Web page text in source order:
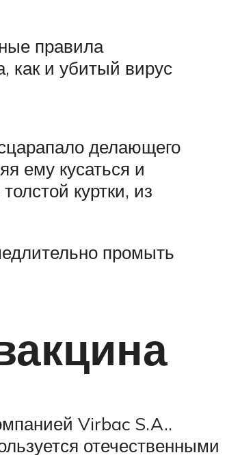
правила
как и убитый вирус
делающего
ему кусаться и
куртки, из
промыть
Virbac S.A..
отечественными